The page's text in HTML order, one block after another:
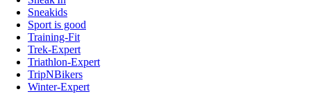
Sneakids
Sport is good
Training-Fit
Trek-Expert
Triathlon-Expert
TripNBikers
Winter-Expert